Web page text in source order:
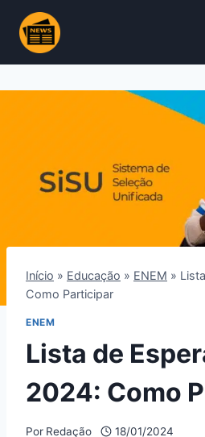
Pular
para
Início » Educação » ENEM »
Como Participar
ENEM
Lista de
2024: Como
Por Redação 18/01/2024